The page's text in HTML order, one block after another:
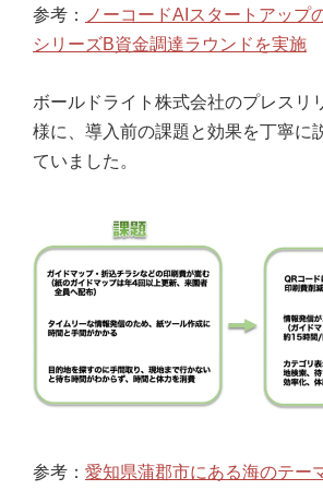
参考：
ノーコードAIスタートアップ
シリーズB資金調達ラウンドを実施
ボールドライト株式会社のプレスリ
様に、導入前の課題と効果を丁寧に
ていました。
参考： 愛知県蒲郡市にある海のテー